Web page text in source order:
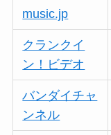
music.jp
クランクイ
ン！ビデオ
バンダイチャ
ンネル